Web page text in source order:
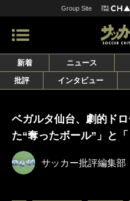
Group Site
新着 ニュース
批評
インタビュー
ベガルタ仙台、劇的ド
た“奪ったボール”」と「
サッカー批評編集部